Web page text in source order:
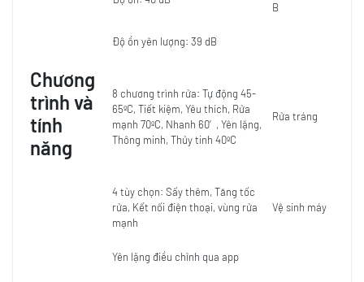
B
Độ ồn yên lượng: 39 dB
Chương
trình và
tính
năng
8 chương trình rửa: Tự động 45-
65ºC, Tiết kiệm, Yêu thích, Rửa
mạnh 70ºC, Nhanh 60′, Yên lặng,
Thông minh, Thủy tinh 40ºC
Rửa tráng
4 tùy chọn: Sấy thêm, Tăng tốc
rửa, Kết nối điện thoại, vùng rửa
mạnh
Vệ sinh máy
Yên lặng điều chỉnh qua app